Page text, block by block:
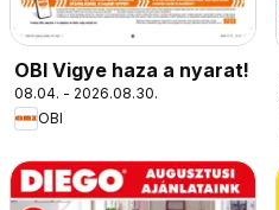
OBI Vigye haza a nyarat!
08.04. - 2026.08.30.
OBI